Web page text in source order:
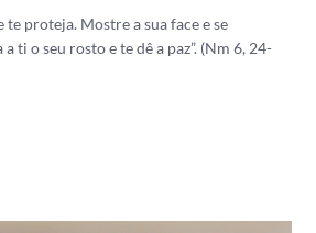
te proteja. Mostre a sua face e se
ti o seu rosto e te dê a paz”. (Nm 6, 24-